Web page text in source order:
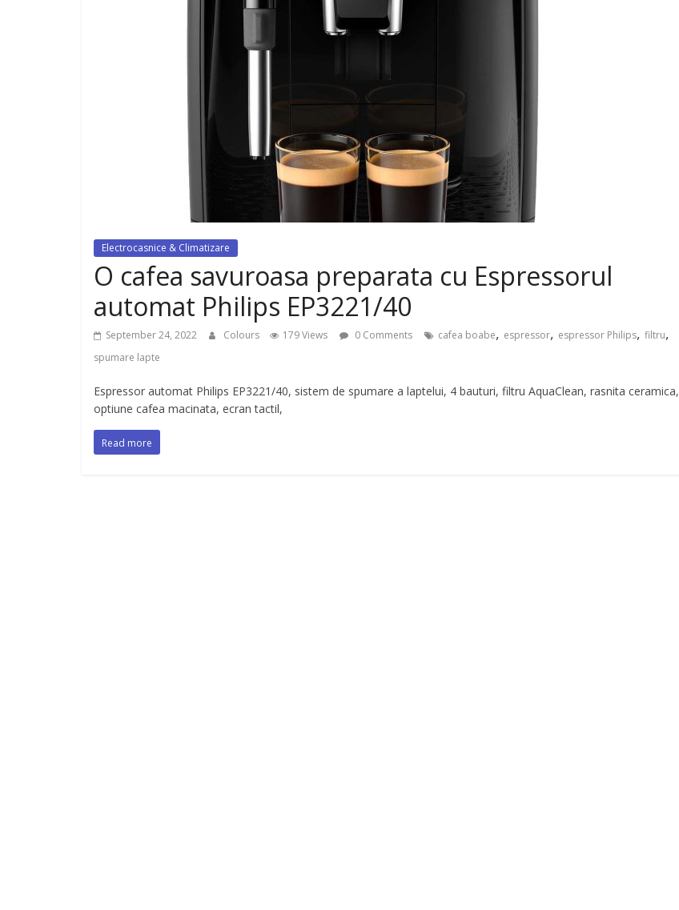
dispozitiv pentru tonifiere muschi
Electrocasnice & Climatizare
O cafea savuroasa preparata cu Espressorul
automat Philips EP3221/40
September 24, 2022 Colours 179 Views 0 Comments cafea boabe, espressor, espressor Philips, filtru,
spumare lapte
Espressor automat Philips EP3221/40, sistem de spumare a laptelui, 4 bauturi, filtru AquaClean, rasnita ceramica,
optiune cafea macinata, ecran tactil,
Read more